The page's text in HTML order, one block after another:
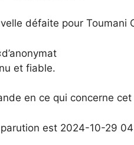
défaite pour Toumani
et fiable.
en ce qui concerne
est 2024-10-29